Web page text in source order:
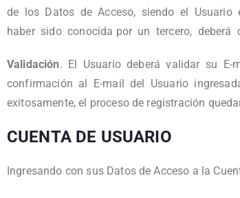
de los Datos de Acceso, siendo el
haber sido conocida por un tercero,
Validación. El Usuario deberá validar su E-
confirmación al E-mail del Usuario
exitosamente, el proceso de registración
CUENTA DE USUARIO
Ingresando con sus Datos de Acceso a la